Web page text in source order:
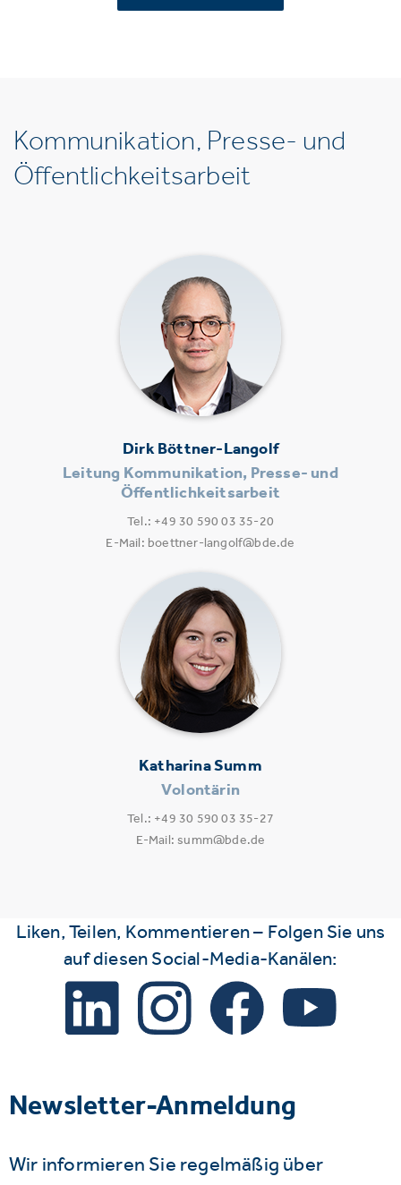
Kommunikation, Presse- und
Öffentlichkeitsarbeit
Dirk Böttner-Langolf
Leitung Kommunikation, Presse- und
Öffentlichkeitsarbeit
Tel.: +49 30 590 03 35-20
E-Mail: boettner-langolf@bde.de
Katharina Summ
Volontärin
Tel.: +49 30 590 03 35-27
E-Mail: summ@bde.de
Liken, Teilen, Kommentieren – Folgen Sie uns
auf diesen Social-Media-Kanälen:
Newsletter-Anmeldung
Wir informieren Sie regelmäßig über